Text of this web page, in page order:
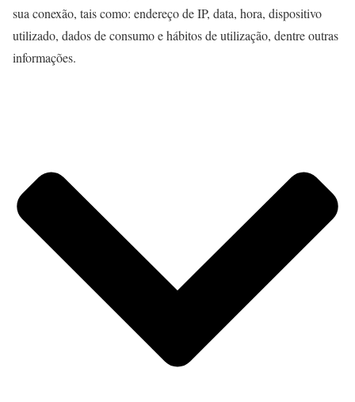
sua conexão, tais como: endereço de IP, data, hora, dispositivo
utilizado, dados de consumo e hábitos de utilização, dentre outras
informações.